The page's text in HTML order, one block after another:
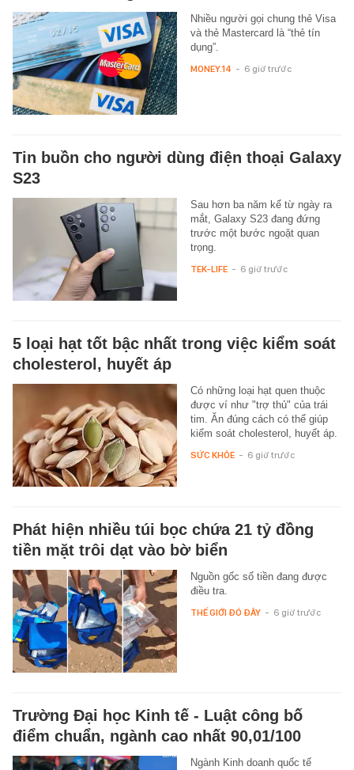
Nhiều người gọi chung thẻ Visa
và thẻ Mastercard là “thẻ tín
dụng”.
MONEY.14 - 6 giờ trước
Tin buồn cho người dùng điện thoại Galaxy
S23
Sau hơn ba năm kể từ ngày ra
mắt, Galaxy S23 đang đứng
trước một bước ngoặt quan
trọng.
TEK-LIFE - 6 giờ trước
5 loại hạt tốt bậc nhất trong việc kiểm soát
cholesterol, huyết áp
Có những loại hạt quen thuộc
được ví như "trợ thủ" của trái
tim. Ăn đúng cách có thể giúp
kiểm soát cholesterol, huyết áp.
SỨC KHỎE - 6 giờ trước
Phát hiện nhiều túi bọc chứa 21 tỷ đồng
tiền mặt trôi dạt vào bờ biển
Nguồn gốc số tiền đang được
điều tra.
THẾ GIỚI ĐÓ ĐÂY - 6 giờ trước
Trường Đại học Kinh tế - Luật công bố
điểm chuẩn, ngành cao nhất 90,01/100
Ngành Kinh doanh quốc tế